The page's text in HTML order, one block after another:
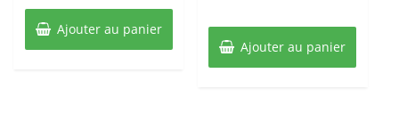
Ajouter au panier
Ajouter au panier